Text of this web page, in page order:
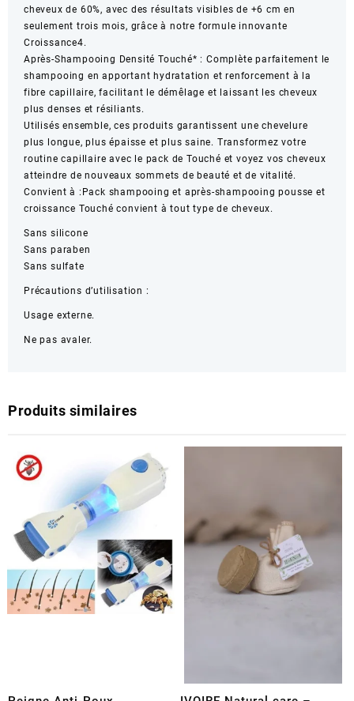
cheveux de 60%, avec des résultats visibles de +6 cm en
seulement trois mois, grâce à notre formule innovante
Croissance4.
Après-Shampooing Densité Touché* : Complète parfaitement le
shampooing en apportant hydratation et renforcement à la
fibre capillaire, facilitant le démêlage et laissant les cheveux
plus denses et résiliants.
Utilisés ensemble, ces produits garantissent une chevelure
plus longue, plus épaisse et plus saine. Transformez votre
routine capillaire avec le pack de Touché et voyez vos cheveux
atteindre de nouveaux sommets de beauté et de vitalité.
Convient à :Pack shampooing et après-shampooing pousse et
croissance Touché convient à tout type de cheveux.
Sans silicone
Sans paraben
Sans sulfate
Précautions d’utilisation :
Usage externe.
Ne pas avaler.
Produits similaires